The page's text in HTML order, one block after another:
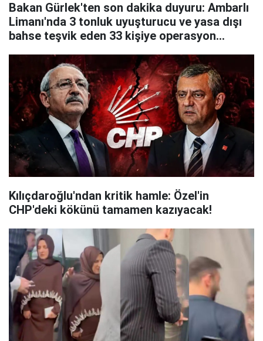
Bakan Gürlek'ten son dakika duyuru: Ambarlı
Limanı'nda 3 tonluk uyuşturucu ve yasa dışı
bahse teşvik eden 33 kişiye operasyon
Kılıçdaroğlu'ndan kritik hamle: Özel'in
CHP'deki kökünü tamamen kazıyacak!